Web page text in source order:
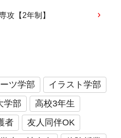
攻【2年制】
ツ学部
イラスト学部
学部
高校3年生
者
友人同伴OK